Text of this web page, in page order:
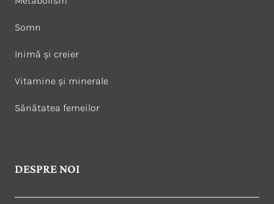
Somn
Inimă și creier
Vitamine și minerale
Sănătatea femeilor
DESPRE NOI